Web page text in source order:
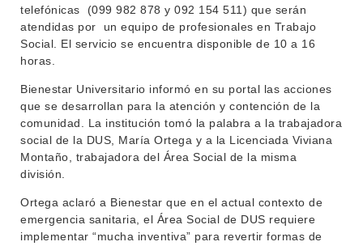
EXTENSIÓN
SERVICIOS
EDUCACIÓN PERMANENTE
MOVILIDAD ACADÉMICA
telefónicas (099 982 878 y 092 154 511) que serán
atendidas por un equipo de profesionales en Trabajo
Social. El servicio se encuentra disponible de 10 a 16
horas.
Bienestar Universitario informó en su portal las acciones
que se desarrollan para la atención y contención de la
comunidad. La institución tomó la palabra a la trabajadora
social de la DUS, María Ortega y a la Licenciada Viviana
Montaño, trabajadora del Área Social de la misma
división.
Ortega aclaró a Bienestar que en el actual contexto de
emergencia sanitaria, el Área Social de DUS requiere
implementar “mucha inventiva” para revertir formas de